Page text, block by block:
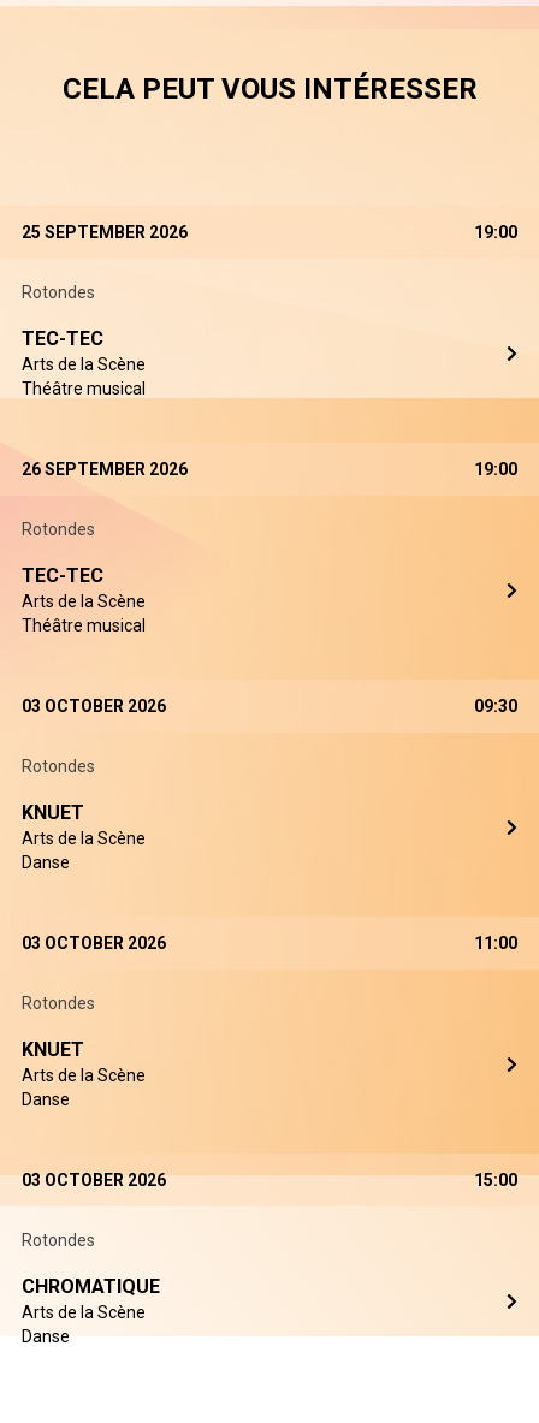
CELA PEUT VOUS INTÉRESSER
25 SEPTEMBER 2026 19:00
Rotondes
TEC-TEC
Arts de la Scène
Théâtre musical
26 SEPTEMBER 2026 19:00
Rotondes
TEC-TEC
Arts de la Scène
Théâtre musical
03 OCTOBER 2026 09:30
Rotondes
KNUET
Arts de la Scène
Danse
03 OCTOBER 2026 11:00
Rotondes
KNUET
Arts de la Scène
Danse
03 OCTOBER 2026 15:00
Rotondes
CHROMATIQUE
Arts de la Scène
Danse